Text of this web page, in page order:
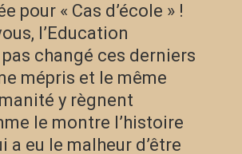
pour « Cas d’école » !
l’Education
pas changé ces derniers
mépris et le même
y règnent
le montre l’histoire
a eu le malheur d’être